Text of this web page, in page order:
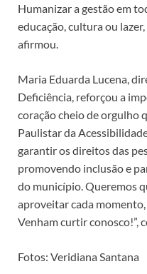
Humanizar a gestão em
educação, cultura ou
afirmou.
Maria Eduarda Lucena,
Deficiência, reforçou a
coração cheio de orgulho
Paulistar da
garantir os direitos das
promovendo inclusão e
do município. Queremos
aproveitar cada
Venham curtir conosco!”,
Fotos: Veridiana Santana